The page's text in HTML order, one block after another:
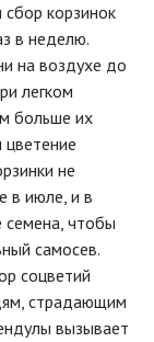
корзинок
в неделю.
на воздухе до
легком
больше их
цветение
не
в июле, и в
семена, чтобы
самосев.
соцветий
страдающим
вызывает